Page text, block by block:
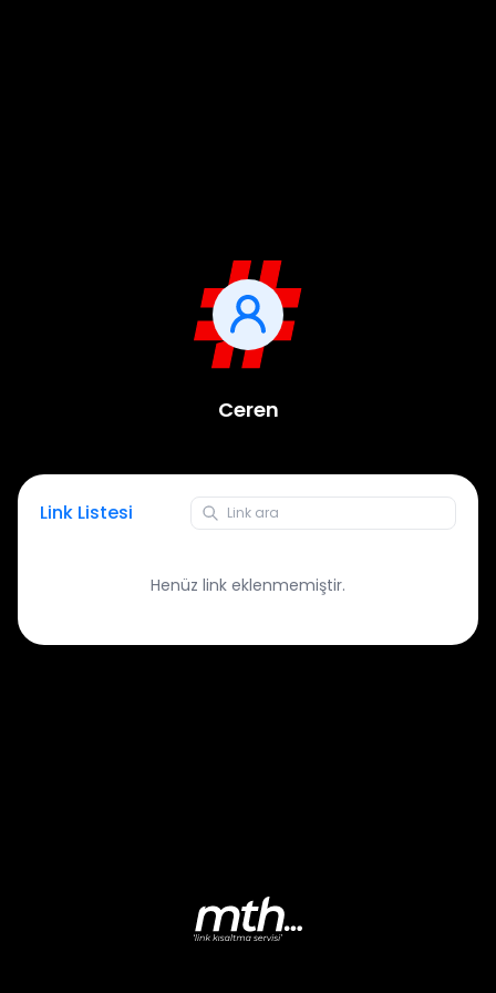
Ceren
Link Listesi
Henüz link eklenmemiştir.